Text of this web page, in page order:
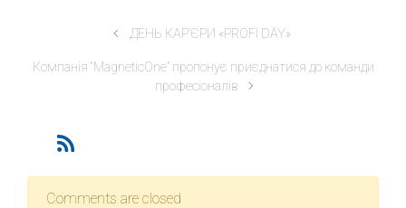
ДЕНЬ КАР’ЄРИ «PROFІ DAY»
Компанія “MagneticOne” пропонує приєднатися до команди
професіоналів
Comments are closed